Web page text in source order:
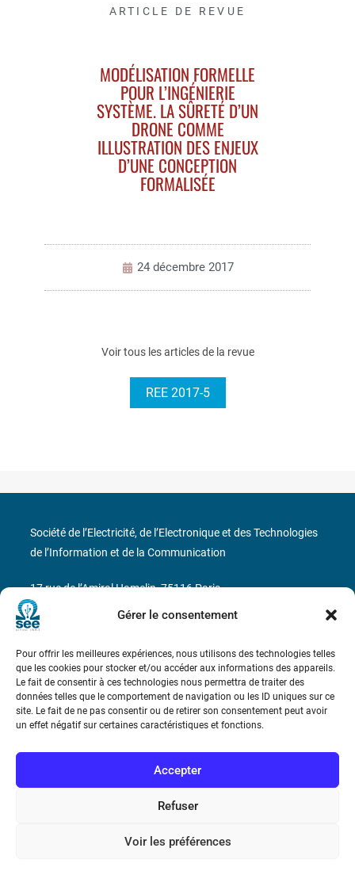
Gérer le consentement
Pour offrir les meilleures expériences, nous utilisons des technologies telles
que les cookies pour stocker et/ou accéder aux informations des appareils.
Le fait de consentir à ces technologies nous permettra de traiter des
données telles que le comportement de navigation ou les ID uniques sur ce
site. Le fait de ne pas consentir ou de retirer son consentement peut avoir
un effet négatif sur certaines caractéristiques et fonctions.
Accepter
Refuser
Voir les préférences
ARTICLE DE REVUE
MODÉLISATION FORMELLE
POUR L’INGÉNIERIE
SYSTÈME. LA SÛRETÉ D’UN
DRONE COMME
ILLUSTRATION DES ENJEUX
D’UNE CONCEPTION
FORMALISÉE
24 décembre 2017
Voir tous les articles de la revue
REE 2017-5
Bicentenaire des découvertes d’André-
Conditions Générales de Vente
Société de l’Electricité, de l’Electronique et des Technologies
de l’Information et de la Communication
17 rue de l’Amiral Hamelin75116 Paris
Métro : « Boissière » Ligne 6 et « Iéna » Ligne 9
Téléphone : (+33) 1 56 90 37 17
N° de SIREN : 785 393 232, Code APE : 9412Z TVA intra-
communautaire : FR44 785 393 232